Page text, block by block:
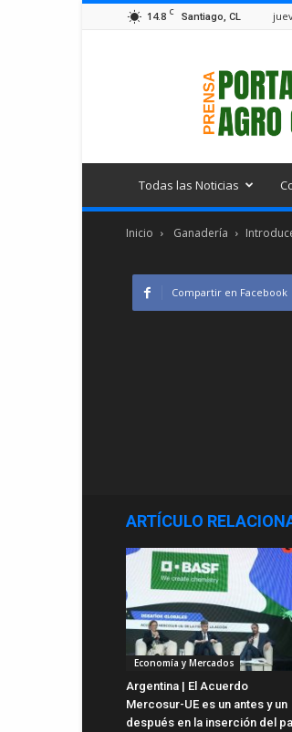
14.8 C Santiago, CL
Todas las Noticias
Inicio Ganadería
Compartir en Facebook
ARTÍCULO
Economía y Mercados
Argentina | El Acuerdo
Mercosur-UE es un antes y un
después en la inserción del